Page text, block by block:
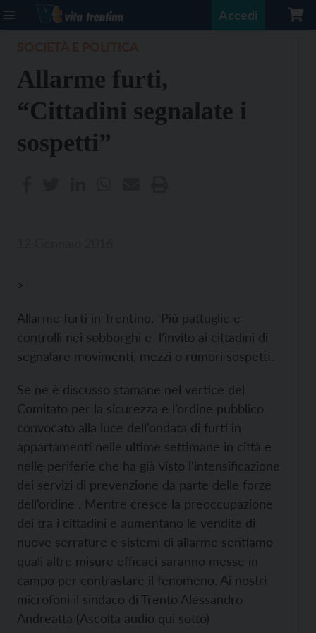
Accedi
Allarme furti,
“Cittadini segnalate i
sospetti”
>
Allarme furti in Trentino. Più pattuglie e
controlli nei sobborghi e l’invito ai cittadini di
segnalare movimenti, mezzi o rumori sospetti.
Se ne è discusso stamane nel vertice del
Comitato per la sicurezza e l’ordine pubblico
convocato alla luce dell’ondata di furti in
appartamenti nelle ultime settimane in città e
nelle periferie che ha già visto l’intensificazione
dei servizi di prevenzione da parte delle forze
dell’ordine . Mentre cresce la preoccupazione
dei tra i cittadini e aumentano le vendite di
nuove serrature e sistemi di allarme sentiamo
quali altre misure efficaci saranno messe in
campo per contrastare il fenomeno. Ai nostri
microfoni il sindaco di Trento Alessandro
Andreatta (Ascolta audio qui sotto)